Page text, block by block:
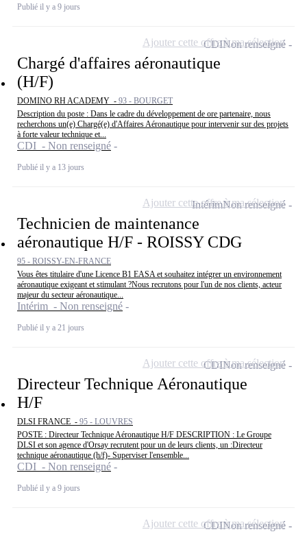
Publié il y a 9 jours
Chargé d'affaires aéronautique
(H/F)
DOMINO RH ACADEMY - 93 - BOURGET
Description du poste : Dans le cadre du développement de ore partenaire, nous
recherchons un(e) Chargé(e) d'Affaires Aéronautique pour intervenir sur des projets
à forte valeur technique et...
CDI - Non renseigné
Publié il y a 13 jours
CDINon renseigné
Ajouter cette offre à ma sélection
Technicien de maintenance
aéronautique H/F - ROISSY CDG
95 - ROISSY-EN-FRANCE
Vous êtes titulaire d'une Licence B1 EASA et souhaitez intégrer un environnement
aéronautique exigeant et stimulant ?Nous recrutons pour l'un de nos clients, acteur
majeur du secteur aéronautique...
Intérim - Non renseigné
Publié il y a 21 jours
IntérimNon renseigné
Ajouter cette offre à ma sélection
Directeur Technique Aéronautique
H/F
DLSI FRANCE - 95 - LOUVRES
POSTE : Directeur Technique Aéronautique H/F DESCRIPTION : Le Groupe
DLSI et son agence d'Orsay recrutent pour un de leurs clients, un :Directeur
technique aéronautique (h/f)- Superviser l'ensemble...
CDI - Non renseigné
Publié il y a 9 jours
CDINon renseigné
Ajouter cette offre à ma sélection
CDINon renseigné
Ajouter cette offre à ma sélection